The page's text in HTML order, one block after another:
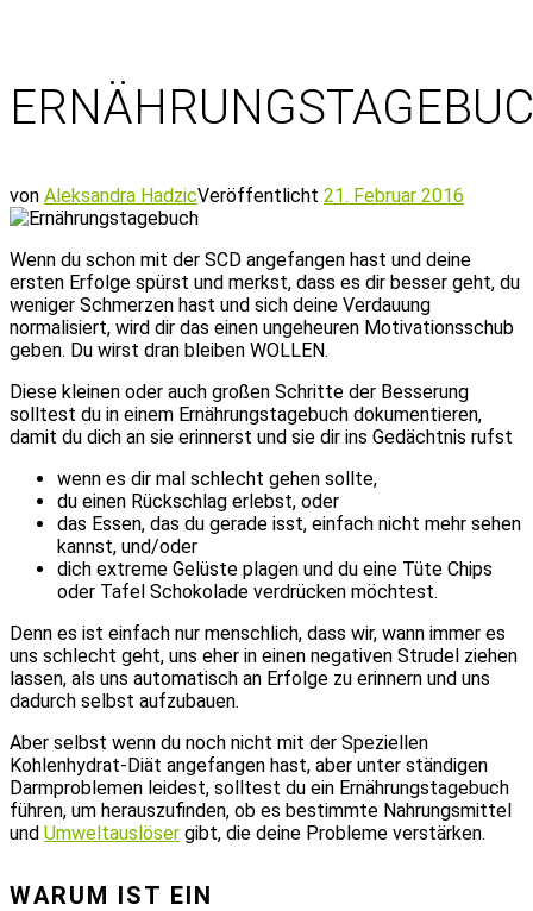
von Aleksandra HadzicVeröffentlicht 21. Februar 2016
Wenn du schon mit der SCD angefangen hast und deine
ersten Erfolge spürst und merkst, dass es dir besser geht, du
weniger Schmerzen hast und sich deine Verdauung
normalisiert, wird dir das einen ungeheuren Motivationsschub
geben. Du wirst dran bleiben WOLLEN.
Diese kleinen oder auch großen Schritte der Besserung
solltest du in einem Ernährungstagebuch dokumentieren,
damit du dich an sie erinnerst und sie dir ins Gedächtnis rufst
wenn es dir mal schlecht gehen sollte,
du einen Rückschlag erlebst, oder
das Essen, das du gerade isst, einfach nicht mehr sehen
kannst, und/oder
dich extreme Gelüste plagen und du eine Tüte Chips
oder Tafel Schokolade verdrücken möchtest.
Denn es ist einfach nur menschlich, dass wir, wann immer es
uns schlecht geht, uns eher in einen negativen Strudel ziehen
lassen, als uns automatisch an Erfolge zu erinnern und uns
dadurch selbst aufzubauen.
Aber selbst wenn du noch nicht mit der Speziellen
Kohlenhydrat-Diät angefangen hast, aber unter ständigen
Darmproblemen leidest, solltest du ein Ernährungstagebuch
führen, um herauszufinden, ob es bestimmte Nahrungsmittel
und Umweltauslöser gibt, die deine Probleme verstärken.
WARUM IST EIN